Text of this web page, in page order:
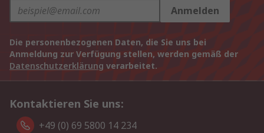
Anmelden
Die personenbezogenen Daten, die Sie uns bei
Anmeldung zur Verfügung stellen, werden gemäß der
Datenschutzerklärung verarbeitet.
Kontaktieren Sie uns:
+49 (0) 69 5800 14 234